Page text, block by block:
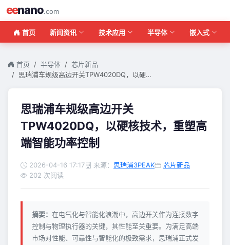
eenano.com
首页 新闻资讯 技术应用 半导体 嵌入式
首页 半导体
芯片新品
思瑞浦车规级高边开关TPW4020DQ，以硬…
思瑞浦车规级高边开关
TPW4020DQ，以硬核技术，重塑高
端智能功率控制
2026-04-16 17:17 来源： 思瑞浦3PEAK
芯片新品
202 次阅读
摘要： 在电气化与智能化浪潮中，高边开关作为连接数字
控制与物理执行器的关键，其性能至关重要。为满足高端
市场对性能、可靠性与智能化的极致需求，思瑞浦正式发